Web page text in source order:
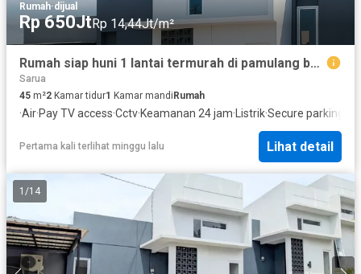
Rumah·dijual
Rp 650JtRp 14,44Jt/m²
Rumah siap huni 1 lantai termurah di pamulang bukan gunung sindur
Sarua
45 m²2 Kamar tidur1 Kamar mandi Rumah
·Air·Pay TV access·Cctv·Keamanan 24 jam·Listrik·Secure parking
Pertama kali terlihat minggu lalu Lihat detail
1 /14